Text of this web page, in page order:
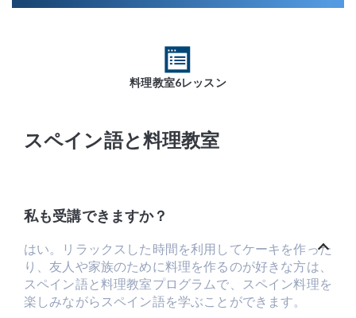
料理教室6レッスン
スペイン語と料理教室
私も受講できますか？
はい。リラックスした時間を利用してケーキを作った
り、友人や家族のために料理を作るのが好きな方は、
スペイン語と料理教室プログラムで、スペイン料理を
楽しみながらスペイン語を学ぶことができます。